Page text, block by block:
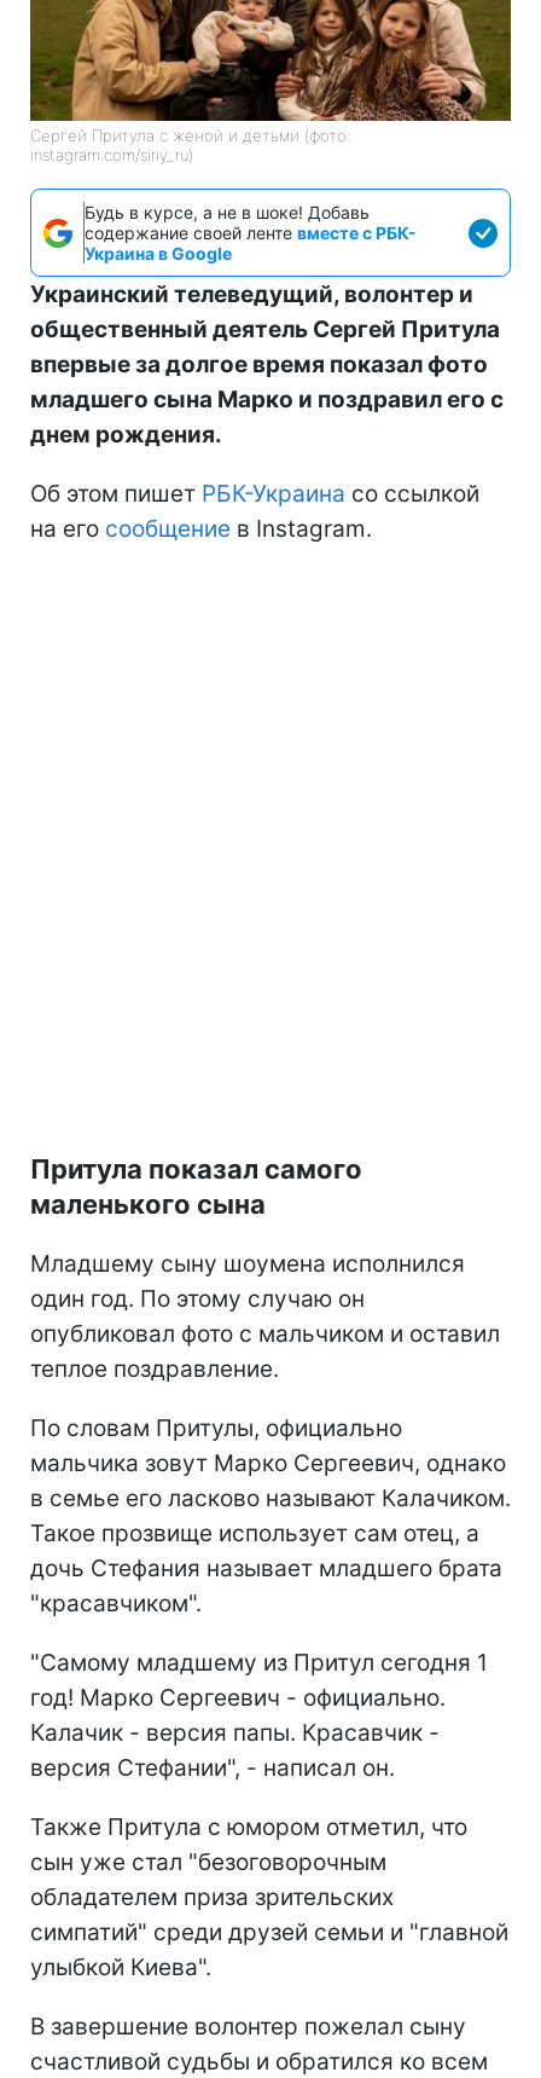
Сергей Притула с женой и детьми (фото:
instagram.com/siriy_ru)
Будь в курсе, а не в шоке! Добавь
содержание своей ленте вместе с РБК-
Украина в Google
Украинский телеведущий, волонтер и
общественный деятель Сергей Притула
впервые за долгое время показал фото
младшего сына Марко и поздравил его с
днем рождения.
Об этом пишет РБК-Украина со ссылкой
на его сообщение в Instagram.
Притула показал самого
маленького сына
Младшему сыну шоумена исполнился
один год. По этому случаю он
опубликовал фото с мальчиком и оставил
теплое поздравление.
По словам Притулы, официально
мальчика зовут Марко Сергеевич, однако
в семье его ласково называют Калачиком.
Такое прозвище использует сам отец, а
дочь Стефания называет младшего брата
"красавчиком".
"Самому младшему из Притул сегодня 1
год! Марко Сергеевич - официально.
Калачик - версия папы. Красавчик -
версия Стефании", - написал он.
Также Притула с юмором отметил, что
сын уже стал "безоговорочным
обладателем приза зрительских
симпатий" среди друзей семьи и "главной
улыбкой Киева".
В завершение волонтер пожелал сыну
счастливой судьбы и обратился ко всем